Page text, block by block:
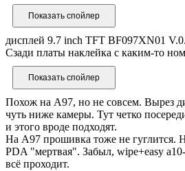
дисплей 9.7 inch TFT BF097XN01 V.0.
Сзади платы наклейка с каким-то
Похож на А97, но не совсем. Вырез
чуть ниже камеры. Тут четко
и этого вроде подходят.
На А97 прошивка тоже не гуглится.
PDA "мертвая". Забыл, wipe+easy
всё проходит.